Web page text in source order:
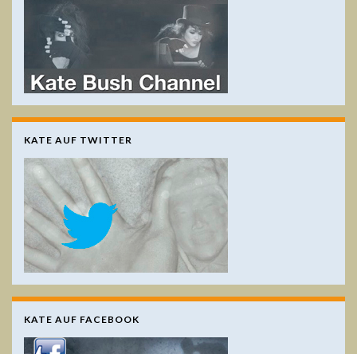
KATE AUF TWITTER
KATE AUF FACEBOOK